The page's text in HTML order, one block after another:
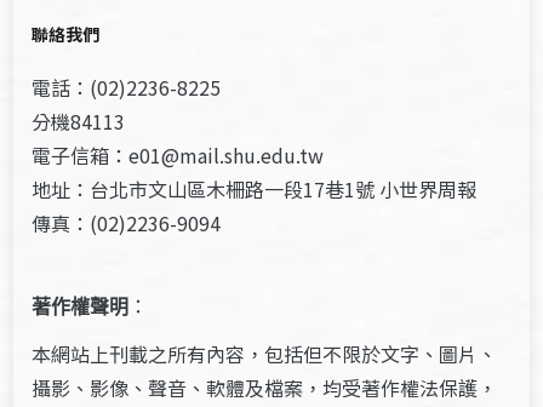
聯絡我們
電話：(02)2236-8225
分機84113
電子信箱：e01@mail.shu.edu.tw
地址：台北市文山區木柵路一段17巷1號 小世界周報
傳真：(02)2236-9094
著作權聲明 ：
本網站上刊載之所有內容，包括但不限於文字、圖片、
攝影、影像、聲音、軟體及檔案，均受著作權法保護，